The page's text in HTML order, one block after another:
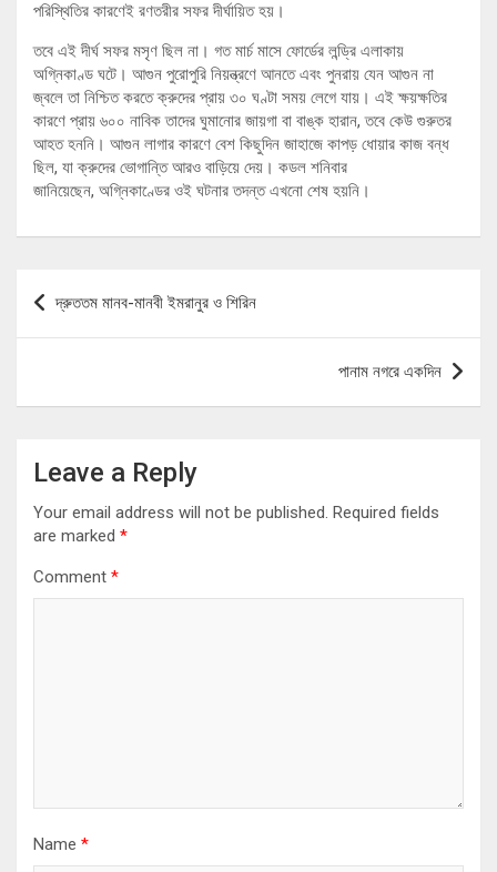
পরিস্থিতির কারণেই রণতরীর সফর দীর্ঘায়িত হয়।
তবে এই দীর্ঘ সফর মসৃণ ছিল না। গত মার্চ মাসে ফোর্ডের লন্ড্রি এলাকায়
অগ্নিকাণ্ড ঘটে। আগুন পুরোপুরি নিয়ন্ত্রণে আনতে এবং পুনরায় যেন আগুন না
জ্বলে তা নিশ্চিত করতে ক্রুদের প্রায় ৩০ ঘণ্টা সময় লেগে যায়। এই ক্ষয়ক্ষতির
কারণে প্রায় ৬০০ নাবিক তাদের ঘুমানোর জায়গা বা বাঙ্ক হারান, তবে কেউ গুরুতর
আহত হননি। আগুন লাগার কারণে বেশ কিছুদিন জাহাজে কাপড় ধোয়ার কাজ বন্ধ
ছিল, যা ক্রুদের ভোগান্তি আরও বাড়িয়ে দেয়। কডল শনিবার
জানিয়েছেন, অগ্নিকাণ্ডের ওই ঘটনার তদন্ত এখনো শেষ হয়নি।
Post
navigation
দ্রুততম মানব-মানবী ইমরানুর ও শিরিন
পানাম নগরে একদিন
Leave a Reply
Your email address will not be published. Required fields
are marked *
Comment *
Name *